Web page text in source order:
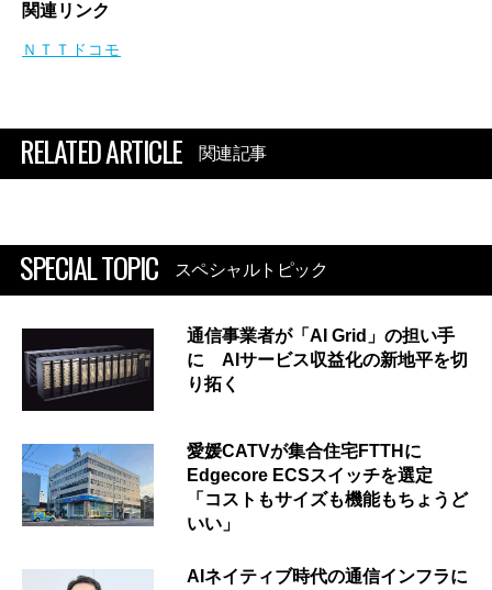
関連リンク
ＮＴＴドコモ
RELATED ARTICLE 関連記事
SPECIAL TOPIC スペシャルトピック
通信事業者が「AI Grid」の担い手
に AIサービス収益化の新地平を切
り拓く
愛媛CATVが集合住宅FTTHに
Edgecore ECSスイッチを選定
「コストもサイズも機能もちょうど
いい」
AIネイティブ時代の通信インフラに